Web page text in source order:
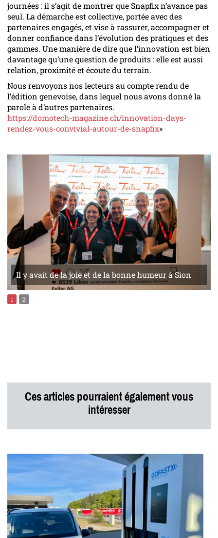
journées : il s’agit de montrer que Snapfix n’avance pas
seul. La démarche est collective, portée avec des
partenaires engagés, et vise à rassurer, accompagner et
donner confiance dans l’évolution des pratiques et des
gammes. Une manière de dire que l’innovation est bien
davantage qu’une question de produits : elle est aussi
relation, proximité et écoute du terrain.
Nous renvoyons nos lecteurs au compte rendu de
l’édition genevoise, dans lequel nous avons donné la
parole à d’autres partenaires.
https://domotech-magazine.ch/innovation-days-
rendez-vous-convivial-autour-de-snapfix»
Il y avait de la joie et de la bonne humeur à Sion
1 2
Ces articles pourraient également vous
intéresser